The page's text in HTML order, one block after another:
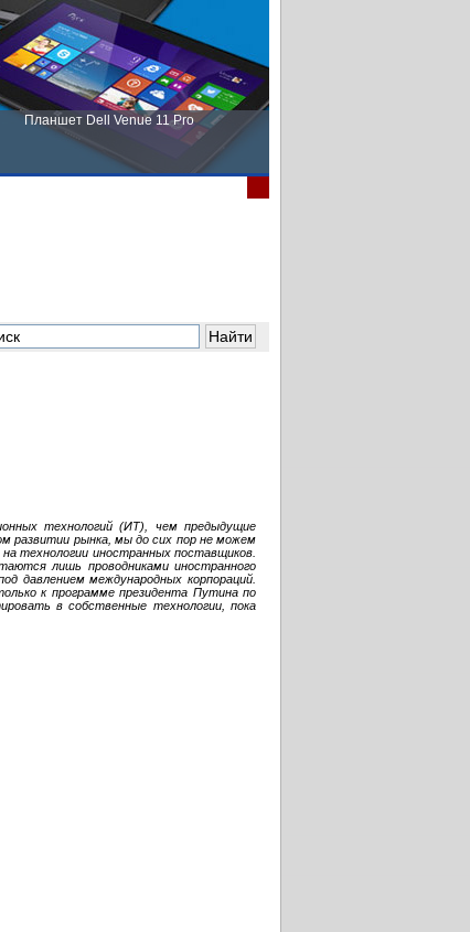
Планшет Dell Venue 11 Pro
технологий (ИТ), чем предыдущие
развитии рынка, мы до сих пор не можем
технологии иностранных поставщиков.
лишь проводниками иностранного
давлением международных корпораций.
к программе президента Путина по
в собственные технологии, пока